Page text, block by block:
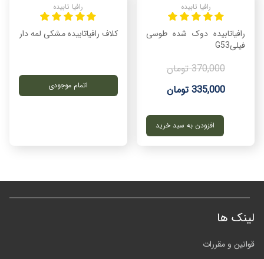
رافیا تابیده
رافیاتابیده دوک شده طوسی
فیلیG53
335,000 تومان
370,000 تومان
افزودن به سبد خرید
رافیا تابیده
کلاف رافیاتابیده مشکی لمه دار
اتمام موجودی
لینک ها
قوانین و مقررات